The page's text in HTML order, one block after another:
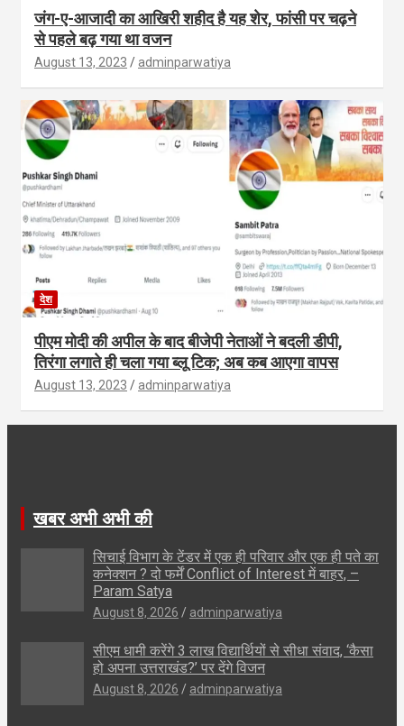
जंग-ए-आजादी का आखिरी शहीद है यह शेर, फांसी पर चढ़ने
से पहले बढ़ गया था वजन
August 13, 2023 adminparwatiya
देश
पीएम मोदी की अपील के बाद बीजेपी नेताओं ने बदली डीपी,
तिरंगा लगाते ही चला गया ब्लू टिक; अब कब आएगा वापस
August 13, 2023 adminparwatiya
खबर अभी अभी की
सिचाई विभाग के टेंडर में एक ही परिवार और एक ही पते का
कनेक्शन ? दो फर्में Conflict of Interest में बाहर, –
Param Satya
August 8, 2026 adminparwatiya
सीएम धामी करेंगे 3 लाख विद्यार्थियों से सीधा संवाद, ‘कैसा
हो अपना उत्तराखंड?’ पर देंगे विजन
August 8, 2026 adminparwatiya